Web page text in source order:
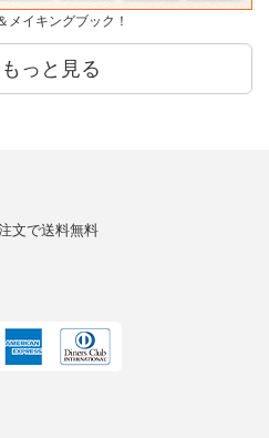
メイキングブック！
っと見る
文で送料無料